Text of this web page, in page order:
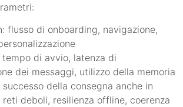
flusso di onboarding, navigazione,
tempo di avvio, latenza di
dei messaggi, utilizzo della memoria
della consegna anche in
reti deboli, resilienza offline, coerenza